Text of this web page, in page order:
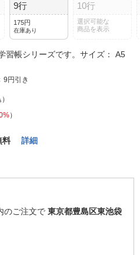
9行
175円
在庫あり
10行
選択可能な
商品を表示
習帳シリーズです。サイズ： A5
9円引き
）
料 詳細
のご注文で 東京都豊島区東池袋